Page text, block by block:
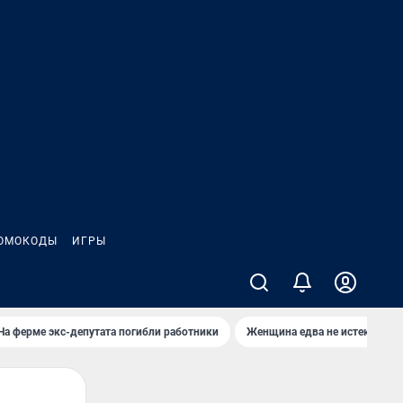
ИГРЫ
ферме экс-депутата погибли работники Женщина едва не истекла